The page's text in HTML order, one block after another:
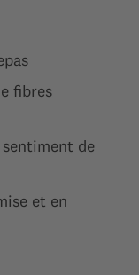
fibres
de
et en